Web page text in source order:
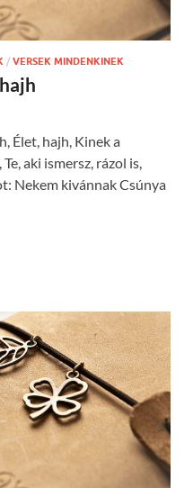
/ VERSEK MINDENKINEK
Élet, hajh, Kinek a
aki ismersz, rázol is,
Nekem kivánnak Csúnya